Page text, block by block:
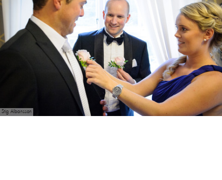
Stig Albansson